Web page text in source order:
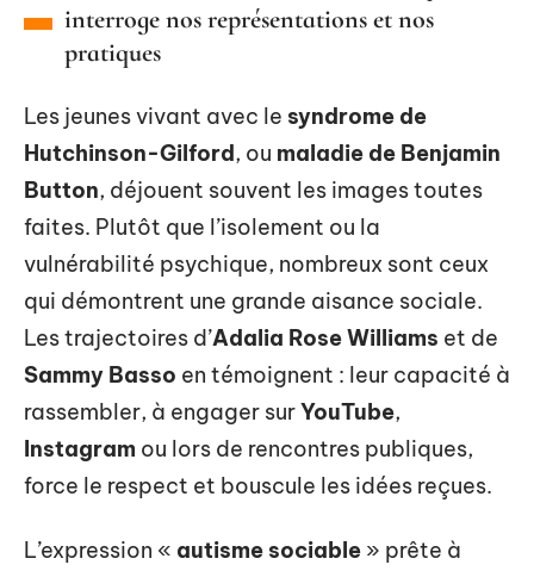
interroge nos représentations et nos
pratiques
Les jeunes vivant avec le syndrome de
Hutchinson-Gilford, ou maladie de Benjamin
Button, déjouent souvent les images toutes
faites. Plutôt que l’isolement ou la
vulnérabilité psychique, nombreux sont ceux
qui démontrent une grande aisance sociale.
Les trajectoires d’Adalia Rose Williams et de
Sammy Basso en témoignent : leur capacité à
rassembler, à engager surYouTube,
Instagram ou lors de rencontres publiques,
force le respect et bouscule les idées reçues.
L’expression « autisme sociable » prête à